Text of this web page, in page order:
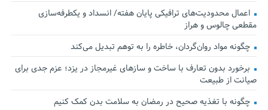
اعمال محدودیت‌های ترافیکی پایان هفته/ انسداد و یکطرفه‌سازی
مقطعی چالوس و هراز
چگونه مواد روان‌گردان، خاطره را به توهم تبدیل می‌کند
برخورد بدون تعارف با ساخت‌ و سازهای غیرمجاز در یزد؛ عزم جدی برای
صیانت از طبیعت
چگونه با تغذیه صحیح در رمضان به سلامت بدن کمک کنیم